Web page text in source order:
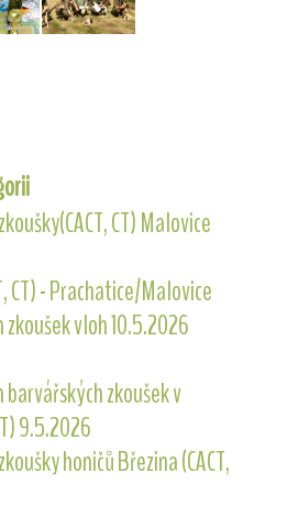
CT) Malovice
CT) - Prachatice/Malovice
vloh 10.5.2026
zkoušek v
9.5.2026
honičů Březina (CACT,